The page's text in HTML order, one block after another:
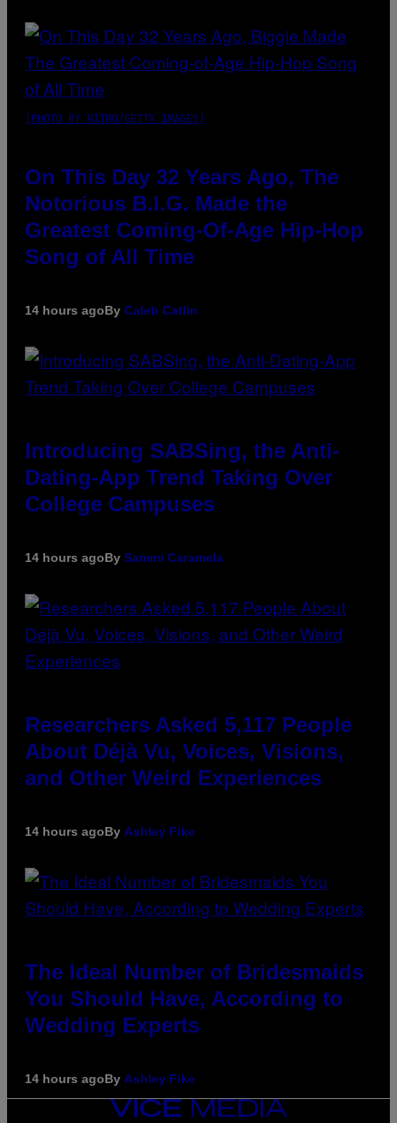
(PHOTO BY NITRO/GETTY IMAGES)
On This Day 32 Years Ago, The
Notorious B.I.G. Made the
Greatest Coming-Of-Age Hip-Hop
Song of All Time
14 hours agoBy Caleb Catlin
Introducing SABSing, the Anti-
Dating-App Trend Taking Over
College Campuses
14 hours agoBy Sammi Caramela
Researchers Asked 5,117 People
About Déjà Vu, Voices, Visions,
and Other Weird Experiences
14 hours agoBy Ashley Fike
The Ideal Number of Bridesmaids
You Should Have, According to
Wedding Experts
14 hours agoBy Ashley Fike
VICE
MEDIA